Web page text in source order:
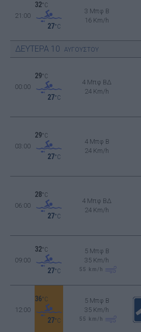
21:00
32°C
27°C
3 Μπφ B
16 Km/h
ΔΕΥΤΕΡΑ 10 ΑΥΓΟΥΣΤΟΥ
00:00
29°C
27°C
4 Μπφ ΒΔ
24 Km/h
03:00
29°C
27°C
4 Μπφ B
24 Km/h
06:00
28°C
27°C
4 Μπφ ΒΔ
24 Km/h
09:00
32°C
27°C
5 Μπφ B
35 Km/h
55 km/h
12:00
36°C
27°C
5 Μπφ B
35 Km/h
55 km/h